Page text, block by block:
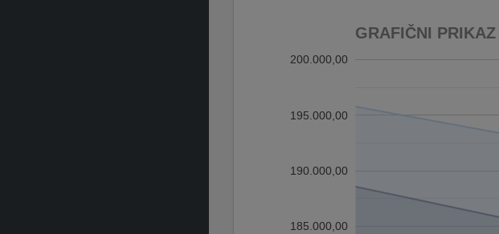
GRAFIČNI PRIKAZ
185.000,00
190.000,00
195.000,00
200.000,00